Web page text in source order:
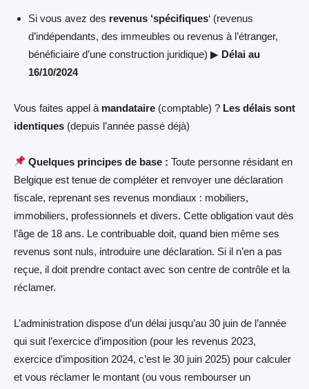
Si vous avez des revenus ‘spécifiques‘ (revenus
d’indépendants, des immeubles ou revenus à l’étranger,
bénéficiaire d’une construction juridique) ▶ Délai au
16/10/2024
Vous faites appel à mandataire (comptable) ? Les délais sont
identiques (depuis l’année passé déjà)
Quelques principes de base : Toute personne résidant en
Belgique est tenue de compléter et renvoyer une déclaration
fiscale, reprenant ses revenus mondiaux : mobiliers,
immobiliers, professionnels et divers. Cette obligation vaut dès
l’âge de 18 ans. Le contribuable doit, quand bien même ses
revenus sont nuls, introduire une déclaration. Si il n’en a pas
reçue, il doit prendre contact avec son centre de contrôle et la
réclamer.
L’administration dispose d’un délai jusqu’au 30 juin de l’année
qui suit l’exercice d’imposition (pour les revenus 2023,
exercice d’imposition 2024, c’est le 30 juin 2025) pour calculer
et vous réclamer le montant (ou vous rembourser un